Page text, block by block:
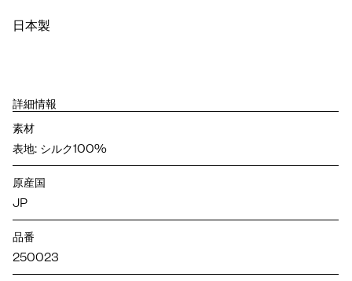
日本製
詳細情報
素材
表地: シルク100%
原産国
JP
品番
250023